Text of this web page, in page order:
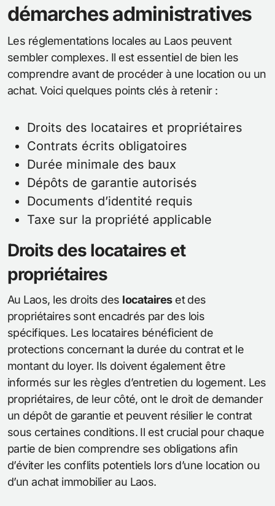
démarches administratives
Les réglementations locales au Laos peuvent
sembler complexes. Il est essentiel de bien les
comprendre avant de procéder à une location ou un
achat. Voici quelques points clés à retenir :
Droits des locataires et propriétaires
Contrats écrits obligatoires
Durée minimale des baux
Dépôts de garantie autorisés
Documents d’identité requis
Taxe sur la propriété applicable
Droits des locataires et
propriétaires
Au Laos, les droits des locataireset des
propriétaires sont encadrés par des lois
spécifiques. Les locataires bénéficient de
protections concernant la durée du contrat et le
montant du loyer. Ils doivent également être
informés sur les règles d’entretien du logement. Les
propriétaires, de leur côté, ont le droit de demander
un dépôt de garantie et peuvent résilier le contrat
sous certaines conditions. Il est crucial pour chaque
partie de bien comprendre ses obligations afin
d’éviter les conflits potentiels lors d’une location ou
d’un achat immobilier au Laos.